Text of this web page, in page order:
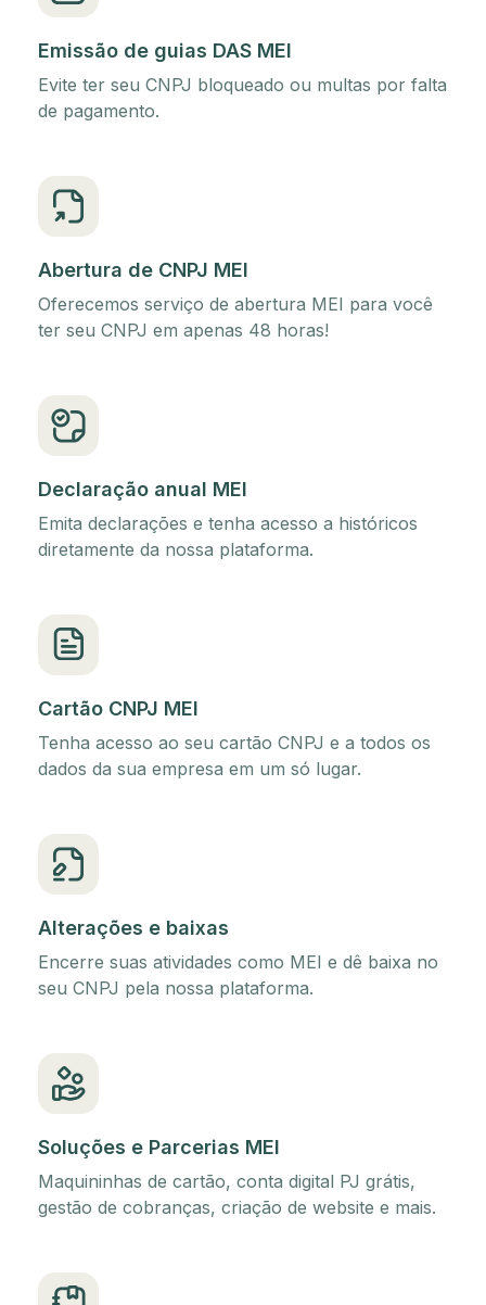
Emissão de guias DAS MEI
Evite ter seu CNPJ bloqueado ou multas por falta
de pagamento.
Abertura de CNPJ MEI
Oferecemos serviço de abertura MEI para você
ter seu CNPJ em apenas 48 horas!
Declaração anual MEI
Emita declarações e tenha acesso a históricos
diretamente da nossa plataforma.
Cartão CNPJ MEI
Tenha acesso ao seu cartão CNPJ e a todos os
dados da sua empresa em um só lugar.
Alterações e baixas
Encerre suas atividades como MEI e dê baixa no
seu CNPJ pela nossa plataforma.
Soluções e Parcerias MEI
Maquininhas de cartão, conta digital PJ grátis,
gestão de cobranças, criação de website e mais.